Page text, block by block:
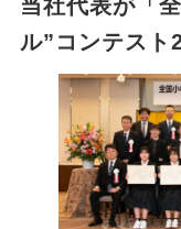
当社代表が「
ル”コンテスト